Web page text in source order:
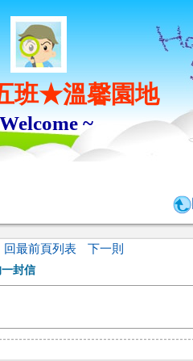
班★溫馨園地
~
回最前頁列表 下一則
封信